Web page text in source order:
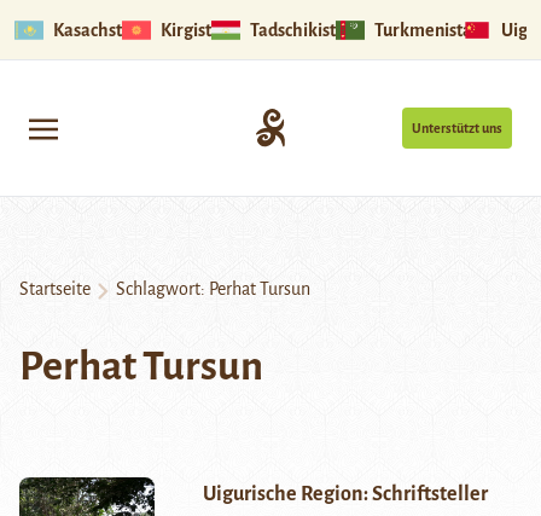
Kasachstan Kirgistan Tadschikistan Turkmenistan
Unterstützt uns
Startseite Schlagwort: Perhat Tursun
Perhat Tursun
Uigurische Region: Schriftsteller